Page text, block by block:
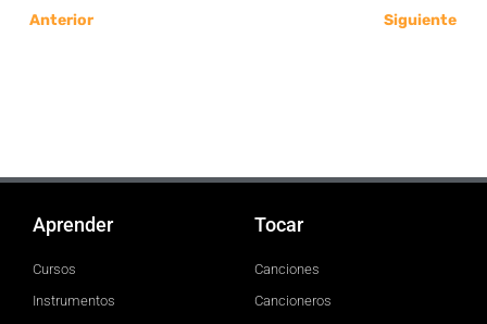
Anterior Siguiente
Aprender
Cursos
Instrumentos
Tocar
Canciones
Cancioneros